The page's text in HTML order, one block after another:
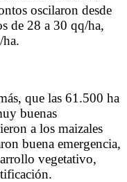
oscilaron desde
de 28 a 30 qq/ha,
que las 61.500 ha
buenas
a los maizales
buena emergencia,
vegetativo,